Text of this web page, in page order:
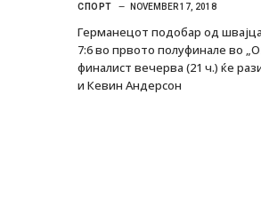
СПОРТ NOVEMBER 17, 2018
Германецот подобар од
7:6 во првото полуфинале во
финалист вечерва (21 ч.) ќе
и Кевин Андерсон